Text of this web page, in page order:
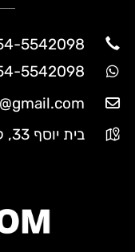
5542098
5542098
בית יוסף 33, קרית גת